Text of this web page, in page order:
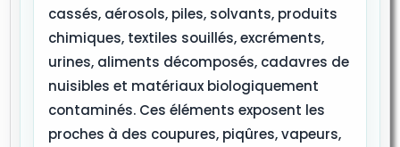
cassés, aérosols, piles, solvants, produits
chimiques, textiles souillés, excréments,
urines, aliments décomposés, cadavres de
nuisibles et matériaux biologiquement
contaminés. Ces éléments exposent les
proches à des coupures, piqûres, vapeurs,